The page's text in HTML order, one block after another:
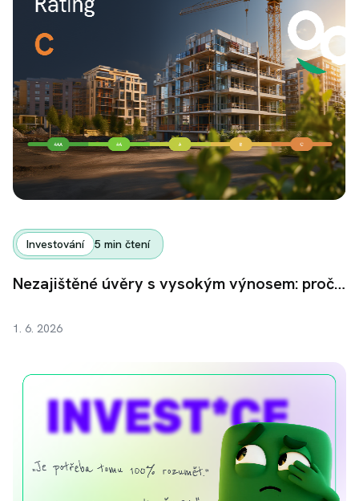
Investování 5 min čtení
Nezajištěné úvěry s vysokým výnosem: proč se jich nebát a jak s nimi pracovat v portfoliu
1. 6. 2026